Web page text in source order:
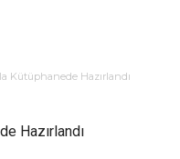
Kütüphanede Hazırlandı
Hazırlandı